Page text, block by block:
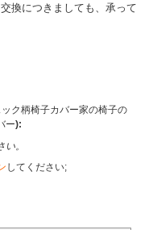
換につきましても、承って
ク柄椅子カバー家の椅子の
ー):
。
してください;